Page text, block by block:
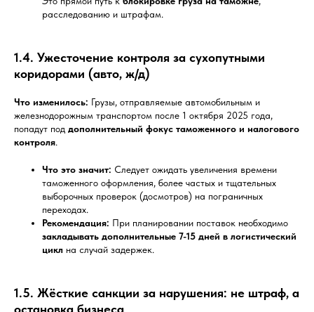
расследованию и штрафам.
1.4. Ужесточение контроля за сухопутными
коридорами (авто, ж/д)
Что изменилось: Грузы, отправляемые автомобильным и
железнодорожным транспортом после 1 октября 2025 года,
попадут под дополнительный фокус таможенного и налогового
контроля.
Что это значит: Следует ожидать увеличения времени
таможенного оформления, более частых и тщательных
выборочных проверок (досмотров) на пограничных
переходах.
Рекомендация: При планировании поставок необходимо
закладывать дополнительные 7-15 дней в логистический
цикл на случай задержек.
1.5. Жёсткие санкции за нарушения: не штраф, а
остановка бизнеса